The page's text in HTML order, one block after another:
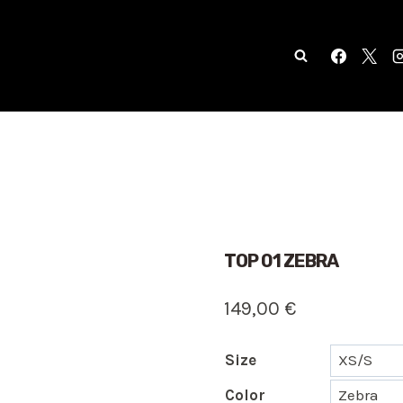
TOP 01 ZEBRA
149,00 €
Size
Color